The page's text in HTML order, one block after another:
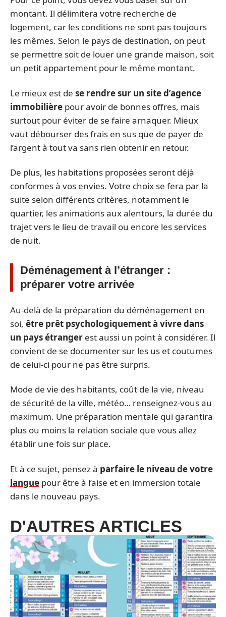
montant. Il délimitera votre recherche de
logement, car les conditions ne sont pas toujours
les mêmes. Selon le pays de destination, on peut
se permettre soit de louer une grande maison, soit
un petit appartement pour le même montant.
Le mieux est de se rendre sur un site d’agence
immobilière pour avoir de bonnes offres, mais
surtout pour éviter de se faire arnaquer. Mieux
vaut débourser des frais en sus que de payer de
l’argent à tout va sans rien obtenir en retour.
De plus, les habitations proposées seront déjà
conformes à vos envies. Votre choix se fera par la
suite selon différents critères, notamment le
quartier, les animations aux alentours, la durée du
trajet vers le lieu de travail ou encore les services
de nuit.
Déménagement à l’étranger :
préparer votre arrivée
Au-delà de la préparation du déménagement en
soi, être prêt psychologiquement à vivre dans
un pays étranger est aussi un point à considérer. Il
convient de se documenter sur les us et coutumes
de celui-ci pour ne pas être surpris.
Mode de vie des habitants, coût de la vie, niveau
de sécurité de la ville, météo… renseignez-vous au
maximum. Une préparation mentale qui garantira
plus ou moins la relation sociale que vous allez
établir une fois sur place.
Et à ce sujet, pensez à parfaire le niveau de votre
langue pour être à l’aise et en immersion totale
dans le nouveau pays.
D'AUTRES ARTICLES